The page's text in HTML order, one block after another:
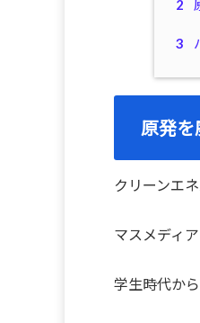
2
3
原発を
クリーンエ
マスメディ
学生時代か